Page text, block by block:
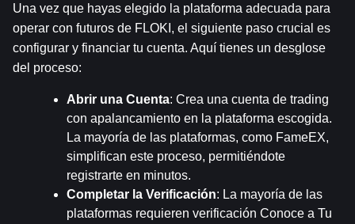
Una vez que hayas elegido la plataforma adecuada para
operar con futuros de FLOKI, el siguiente paso crucial es
configurar y financiar tu cuenta. Aquí tienes un desglose
del proceso:
Abrir una Cuenta: Crea una cuenta de trading
con apalancamiento en la plataforma escogida.
La mayoría de las plataformas, como FameEX,
simplifican este proceso, permitiéndote
registrarte en minutos.
Completar la Verificación: La mayoría de las
plataformas requieren verificación Conoce a Tu